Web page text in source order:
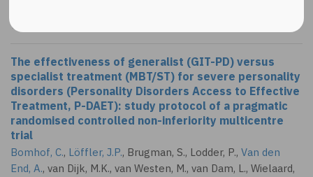
Verschenen in Psychotherapy Research (2026)
The effectiveness of generalist (GIT-PD) versus
specialist treatment (MBT/ST) for severe personality
disorders (Personality Disorders Access to Effective
Treatment, P-DAET): study protocol of a pragmatic
randomised controlled non-inferiority multicentre
trial
Bomhof, C., Löffler, J.P., Brugman, S., Lodder, P., Van den
End, A., van Dijk, M.K., van Westen, M., van Dam, L., Wielaard,